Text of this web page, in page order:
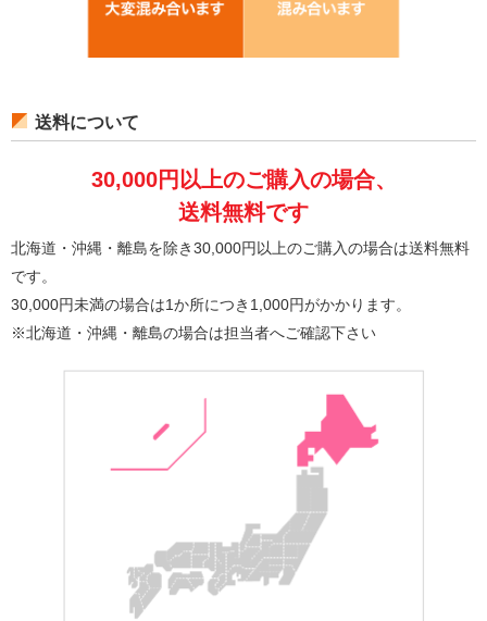
送料について
30,000円以上のご購入の場合、
送料無料です
北海道・沖縄・離島を除き30,000円以上のご購入の場合は送料無料
です。
30,000円未満の場合は1か所につき1,000円がかかります。
※北海道・沖縄・離島の場合は担当者へご確認下さい